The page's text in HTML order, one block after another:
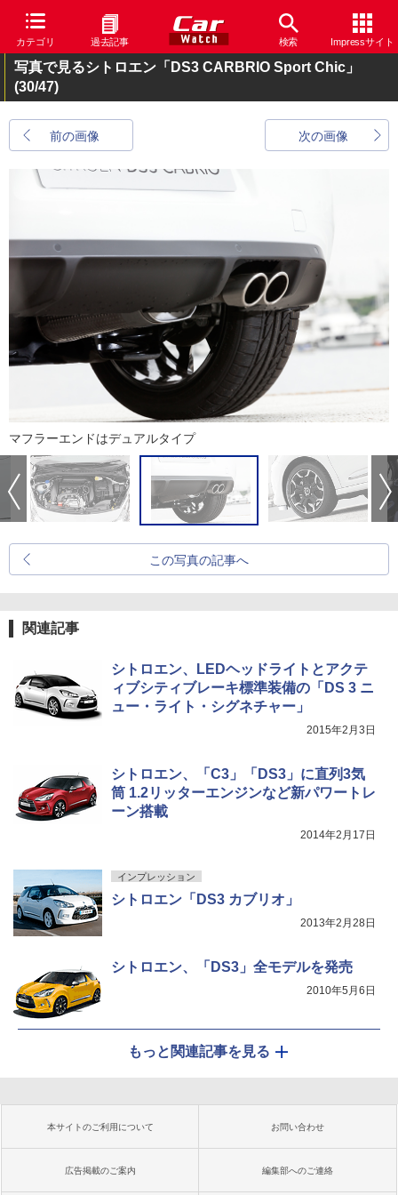
カテゴリ 過去記事 検索 Impressサイト
写真で見るシトロエン「DS3 CARBRIO Sport Chic」
(30/47)
前の画像 次の画像
マフラーエンドはデュアルタイプ
この写真の記事へ
関連記事
シトロエン、LEDヘッドライトとアクテ
ィブシティブレーキ標準装備の「DS 3 ニ
ュー・ライト・シグネチャー」
2015年2月3日
シトロエン、「C3」「DS3」に直列3気
筒 1.2リッターエンジンなど新パワートレ
ーン搭載
2014年2月17日
インプレッション
シトロエン「DS3 カブリオ」
2013年2月28日
シトロエン、「DS3」全モデルを発売
2010年5月6日
もっと関連記事を見る
本サイトのご利用について お問い合わせ
広告掲載のご案内 編集部へのご連絡